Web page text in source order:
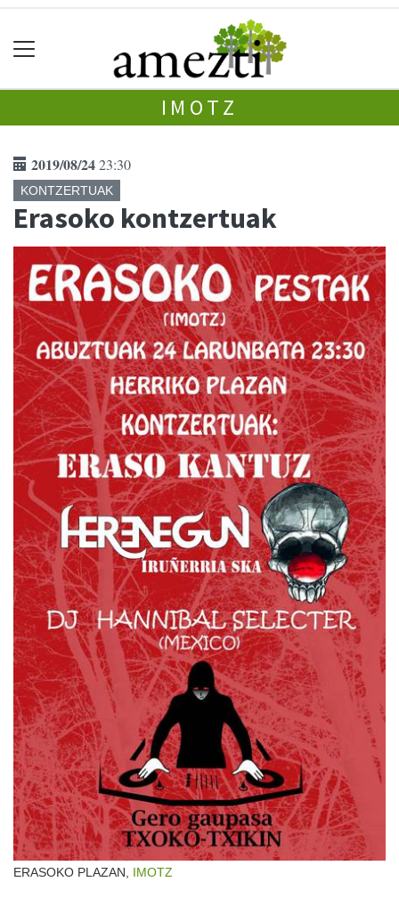
IMOTZ
2019/08/2423:30
KONTZERTUAK
Erasoko kontzertuak
ERASOKO PLAZAN, IMOTZ